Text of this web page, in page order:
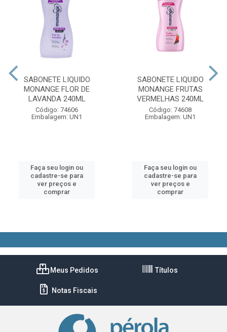
SABONETE LIQUIDO
MONANGE FLOR DE
LAVANDA 240ML
Código: 74606
Embalagem: UN1
Faça seu login ou
cadastre-se para
ver preços e
comprar
SABONETE LIQUIDO
MONANGE FRUTAS
VERMELHAS 240ML
Código: 74608
Embalagem: UN1
Faça seu login ou
cadastre-se para
ver preços e
comprar
Meus Pedidos Títulos
Notas Fiscais